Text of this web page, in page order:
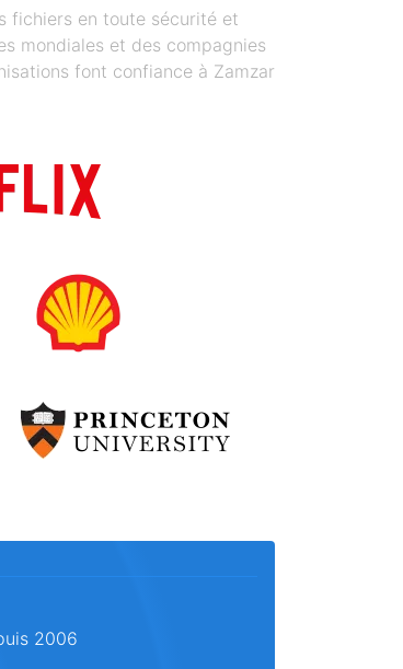
fichiers en toute sécurité et
mondiales et des compagnies
font confiance à Zamzar
2006